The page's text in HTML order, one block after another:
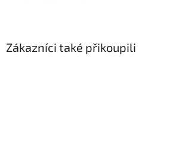
Zákazníci také přikoupili